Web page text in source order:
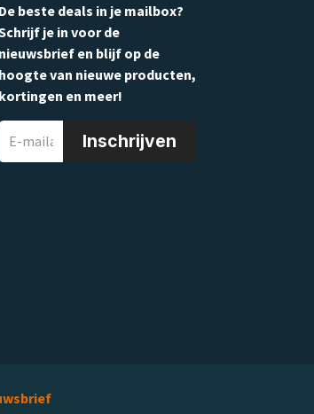
De beste deals in je mailbox?
je in voor de
nieuwsbrief en blijf op de
hoogte van nieuwe producten,
kortingen en meer!
Inschrijven